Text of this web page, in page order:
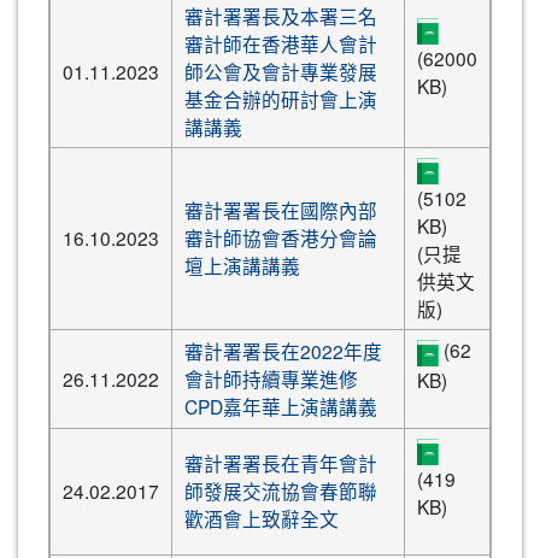
01.11.2023
審計署署長及本署三名
審計師在香港華人會計
師公會及會計專業發展
基金合辦的研討會上演
講講義
(62000
KB)
16.10.2023
審計署署長在國際內部
審計師協會香港分會論
壇上演講講義
(5102
KB)
(只提
供英文
版)
26.11.2022
審計署署長在2022年度
會計師持續專業進修
CPD嘉年華上演講講義
(62
KB)
24.02.2017
審計署署長在青年會計
師發展交流協會春節聯
歡酒會上致辭全文
(419
KB)